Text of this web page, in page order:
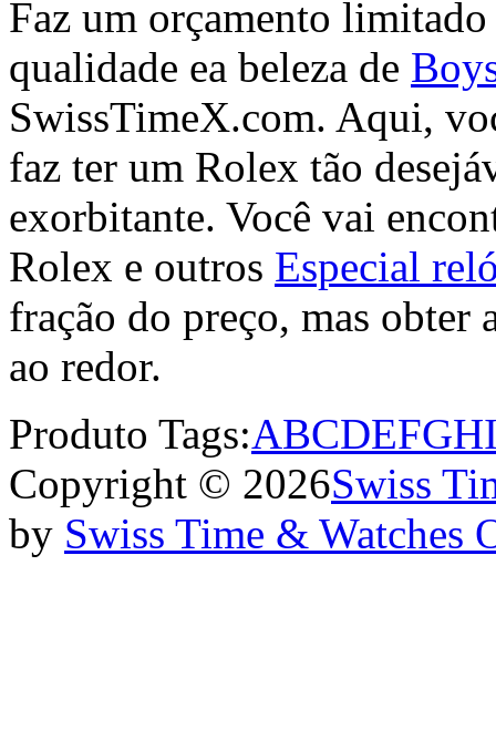
Faz um orçamento
qualidade ea beleza de
SwissTimeX.com. Aqui,
faz ter um Rolex tão
exorbitante. Você vai
Rolex e outros Especial
fração do preço, mas obter
ao redor.
Produto Tags:ABCDEFGH
Copyright © 2026Swiss
by Swiss Time & Watches